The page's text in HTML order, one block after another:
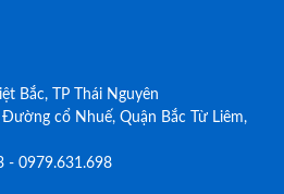
Bắc, TP Thái Nguyên
cổ Nhuế, Quận Bắc Từ Liêm,
- 0979.631.698